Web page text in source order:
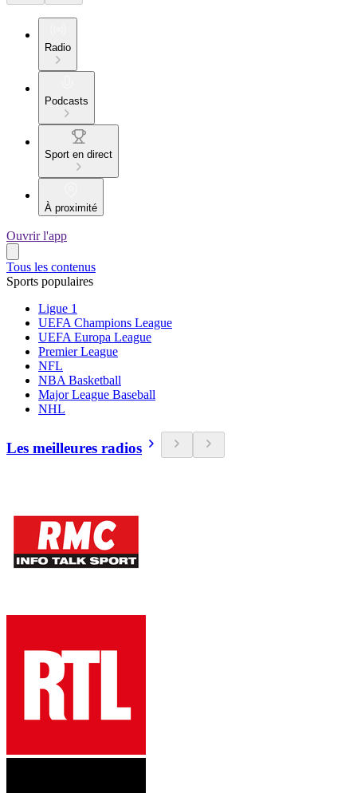
Radio
Podcasts
Sport en direct
À proximité
Ouvrir l'app
Tous les contenus
Sports populaires
Ligue 1
UEFA Champions League
UEFA Europa League
Premier League
NFL
NBA Basketball
Major League Baseball
NHL
Les meilleures radios